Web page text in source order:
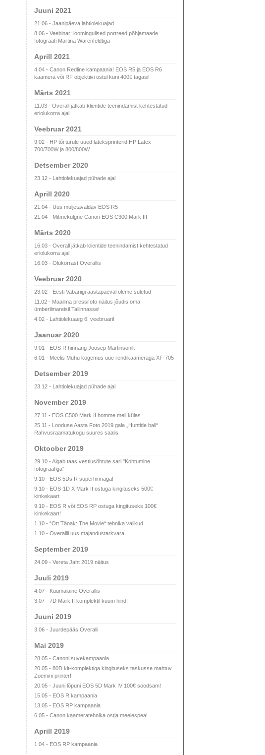
Juuni 2021
21.06 - Jaanipäeva lahtiolekuajad
8.06 - Veebinar: loomingulised portreed põhjamaade
fotograafi Martina Wärenfeldtiga
Aprill 2021
4.04 - Canon Redline kampaania! EOS R5 ja EOS R6
kaamera või RF objektiivi ostul kuni 400€ tagasi!
Märts 2021
11.03 - Overall jätkab klientide teenindamist kehtestatud
eriolukorra ajal
Veebruar 2021
9.02 - HP tõi turule uued lateksprinterid HP Latex
700/700W ja 800/800W
Detsember 2020
23.12 - Lahtiolekuajad pühade ajal
Aprill 2020
21.04 - Uus muljetavaldav EOS R5
21.04 - Mitmekülgne Canon EOS C300 Mark III
Märts 2020
16.03 - Overall jätkab klientide teenindamist kehtestatud
eriolukorra ajal
16.03 - Olukorrast Overallis
Veebruar 2020
23.02 - Eesti Vabariigi aastapäeval oleme suletud
11.02 - Maailma pressifoto näitus jõudis oma
ümberilmareisil Tallinnasse!
4.02 - Lahtiolekuaeg 6. veebruaril
Jaanuar 2020
9.01 - EOS R hinnang Joosep Martinsonilt
6.01 - Meelis Muhu kogemus uue rendikaameraga XF-705
Detsember 2019
23.12 - Lahtiolekuajad pühade ajal
November 2019
27.11 - EOS C500 Mark II homme meil külas
25.11 - Looduse Aasta Foto 2019 gala „Huntide ball“
Rahvusraamatukogu suures saalis
Oktoober 2019
29.10 - Algab taas vestlusõhtute sari "Kohtumine
fotograafiga"
9.10 - EOS 5Ds R superhinnaga!
9.10 - EOS-1D X Mark II ostuga kingituseks 500€
kinkekaart
9.10 - EOS R või EOS RP ostuga kingituseks 100€
kinkekaart!
1.10 - “Ott Tänak: The Movie“ tehnika valikud
1.10 - Overallil uus majandustarkvara
September 2019
24.09 - Vereta Jaht 2019 näitus
Juuli 2019
4.07 - Kuumalaine Overallis
3.07 - 7D Mark II komplektil kuum hind!
Juuni 2019
3.06 - Juurdepääs Overalli
Mai 2019
28.05 - Canoni suvekampaania
20.05 - 80D kit-komplektiga kingituseks taskusse mahtuv
Zoemini printer!
20.05 - Juuni lõpuni EOS 5D Mark IV 100€ soodsam!
15.05 - EOS R kampaania
13.05 - EOS RP kampaania
6.05 - Canon kaameratehnika ostja meelespea!
Aprill 2019
1.04 - EOS RP kampaania